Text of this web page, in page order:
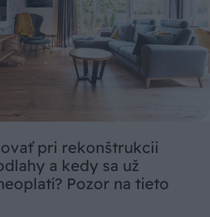
pri rekonštrukcii
a kedy sa už
Pozor na tieto